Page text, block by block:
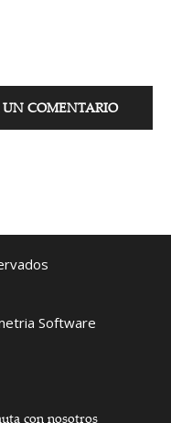
UN COMENTARIO
Software
con nosotros